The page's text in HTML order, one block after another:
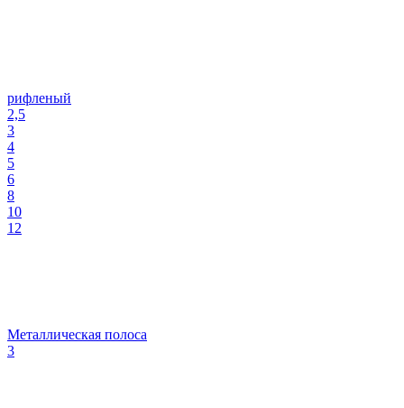
рифленый
2,5
3
4
5
6
8
10
12
Металлическая полоса
3